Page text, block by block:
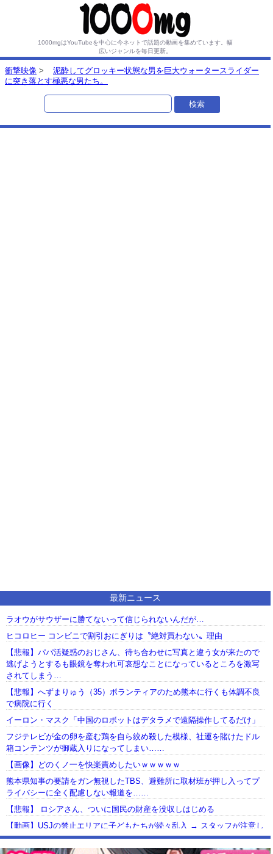
1000mgはYouTubeを中心に今ネットで話題の動画を集めています。 幅
広いジャンルを毎日更新。
衝撃映像 >
泥酔してグロッキー状態な男を巨大ウォータースライダー
に突き落とす極悪な男たち。
最新ニュース
ラオウがサウザーに勝てないって信じられないんだが…
ヒコロヒー コンビニで割引おにぎりは〝絶対買わない〟理由
【悲報】パパ活疑惑のおじさん、待ち合わせに写真と違う女が来たので
逃げようとするも眼鏡を奪われ可哀想なことになっているところを激写
されてしまう…
【悲報】へずまりゅう（35）ボランティアのため熊本に行くも体調不良
で病院に行く
イーロン・マスク「中国のロボットはデタラメで遠隔操作してるだけ」
フジテレビが金の卵を産む鶏を自ら絞め殺した模様、社運を賭けたドル
箱コンテンツが御蔵入りになってしまい……
【画像】どのくノ一を快楽責めしたいｗｗｗｗｗ
熊本県知事の要請をガン無視したTBS、避難所に取材班が押し入ってプ
ライバシーに全く配慮しない報道を……
【悲報】 ロシアさん、ついに国民の財産を没収しはじめる
【動画】USJの禁止エリアに子どもたちが続々乱入 → スタッフが注意し
ても止まらない事態に